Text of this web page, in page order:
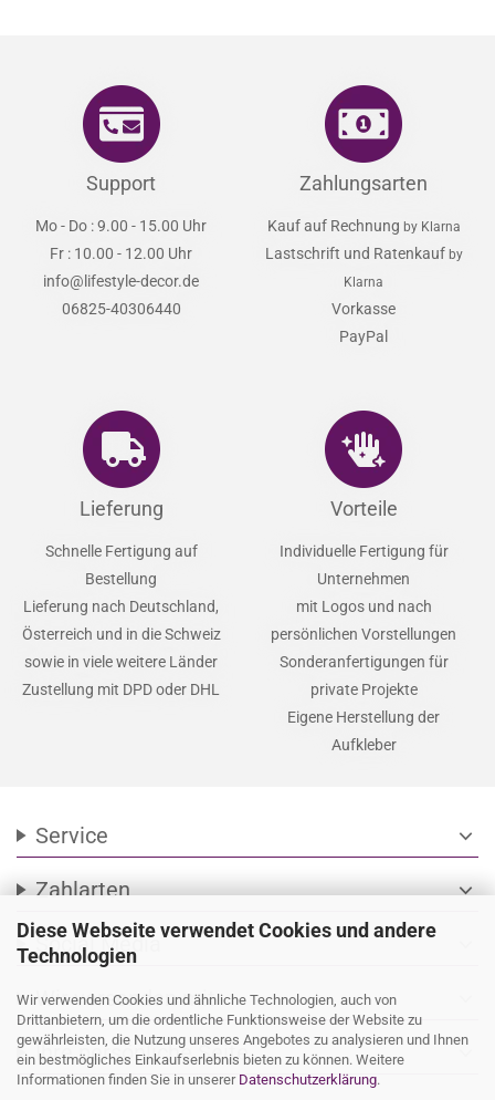
Diese Webseite verwendet Cookies und andere
Technologien
Wir verwenden Cookies und ähnliche Technologien, auch von
Drittanbietern, um die ordentliche Funktionsweise der Website zu
gewährleisten, die Nutzung unseres Angebotes zu analysieren und Ihnen
ein bestmögliches Einkaufserlebnis bieten zu können. Weitere
Informationen finden Sie in unserer Datenschutzerklärung.
Support
Mo - Do : 9.00 - 15.00 Uhr
Fr : 10.00 - 12.00 Uhr
info@lifestyle-decor.de
06825-40306440
Zahlungsarten
Kauf auf Rechnung by Klarna
Lastschrift und Ratenkauf by
Klarna
Vorkasse
PayPal
Lieferung
Schnelle Fertigung auf
Bestellung
Lieferung nach Deutschland,
Österreich und in die Schweiz
sowie in viele weitere Länder
Zustellung mit DPD oder DHL
Vorteile
Individuelle Fertigung für
Unternehmen
mit Logos und nach
persönlichen Vorstellungen
Sonderanfertigungen für
private Projekte
Eigene Herstellung der
Aufkleber
Service expand_more
Zahlarten expand_more
Social Media
Wir versenden mit
Ihre persönliche Seite expand_more